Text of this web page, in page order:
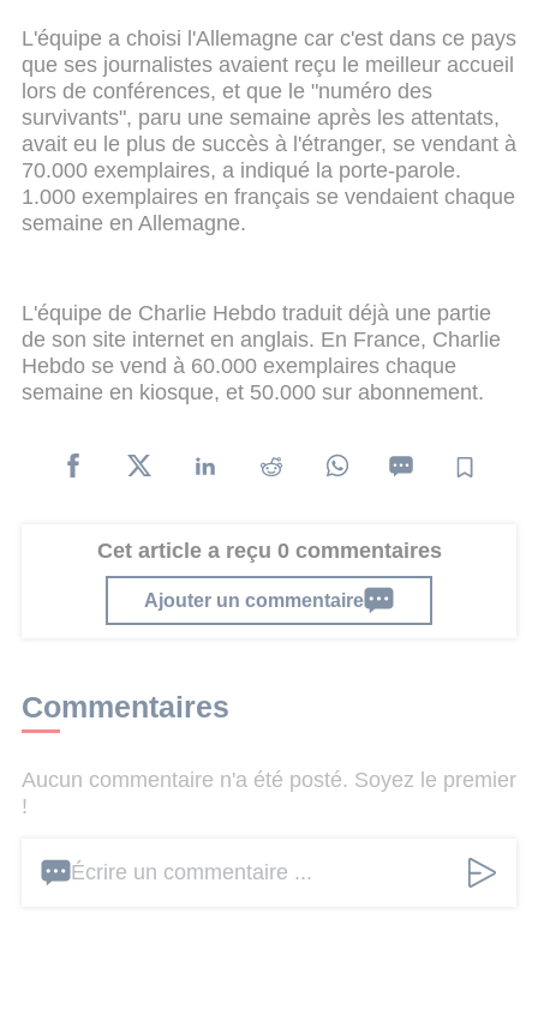
L'équipe a choisi l'Allemagne car c'est dans ce pays
que ses journalistes avaient reçu le meilleur accueil
lors de conférences, et que le "numéro des
survivants", paru une semaine après les attentats,
avait eu le plus de succès à l'étranger, se vendant à
70.000 exemplaires, a indiqué la porte-parole.
1.000 exemplaires en français se vendaient chaque
semaine en Allemagne.
L'équipe de Charlie Hebdo traduit déjà une partie
de son site internet en anglais. En France, Charlie
Hebdo se vend à 60.000 exemplaires chaque
semaine en kiosque, et 50.000 sur abonnement.
Cet article a reçu 0 commentaires
Ajouter un commentaire
Commentaires
Aucun commentaire n'a été posté. Soyez le premier
!
Écrire un commentaire ...